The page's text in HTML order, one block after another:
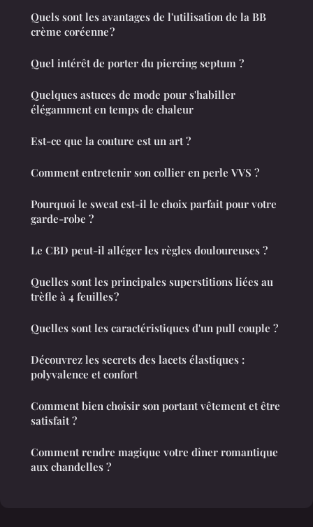
Quels sont les avantages de l'utilisation de la BB
crème coréenne ?
Quel intérêt de porter du piercing septum ?
Quelques astuces de mode pour s'habiller
élégamment en temps de chaleur
Est-ce que la couture est un art ?
Comment entretenir son collier en perle VVS ?
Pourquoi le sweat est-il le choix parfait pour votre
garde-robe ?
Le CBD peut-il alléger les règles douloureuses ?
Quelles sont les principales superstitions liées au
trèfle à 4 feuilles ?
Quelles sont les caractéristiques d'un pull couple ?
Découvrez les secrets des lacets élastiques :
polyvalence et confort
Comment bien choisir son portant vêtement et être
satisfait ?
Comment rendre magique votre dîner romantique
aux chandelles ?